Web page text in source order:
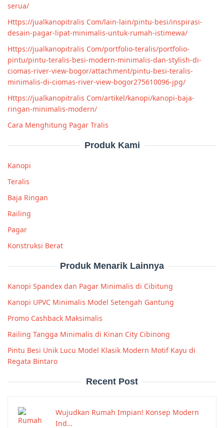
serua/
Https://jualkanopitralis Com/lain-lain/pintu-besi/inspirasi-
desain-pagar-lipat-minimalis-untuk-rumah-istimewa/
Https://jualkanopitralis Com/portfolio-teralis/portfolio-
pintu/pintu-teralis-besi-modern-minimalis-dan-stylish-di-
ciomas-river-view-bogor/attachment/pintu-besi-teralis-
minimalis-di-ciomas-river-view-bogor275610096-jpg/
Https://jualkanopitralis Com/artikel/kanopi/kanopi-baja-
ringan-minimalis-modern/
Cara Menghitung Pagar Tralis
Produk Kami
Kanopi
Teralis
Baja Ringan
Railing
Pagar
Konstruksi Berat
Produk Menarik Lainnya
Kanopi Spandex dan Pagar Minimalis di Cibitung
Kanopi UPVC Minimalis Model Setengah Gantung
Promo Cashback Maksimalis
Railing Tangga Minimalis di Kinan City Cibinong
Pintu Besi Unik Lucu Model Klasik Modern Motif Kayu di
Regata Bintaro
Recent Post
Wujudkan Rumah Impian! Konsep Modern
Ind…